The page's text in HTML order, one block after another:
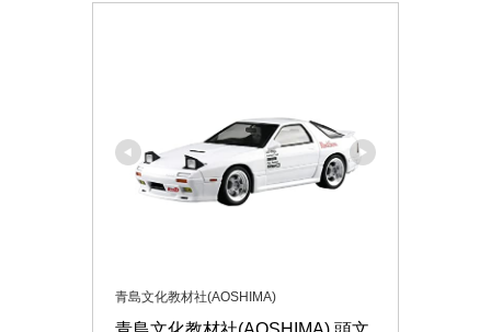
青島文化教材社(AOSHIMA)